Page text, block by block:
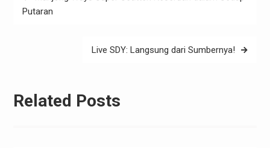
navigation
Putaran
Live SDY: Langsung dari Sumbernya!
Related Posts